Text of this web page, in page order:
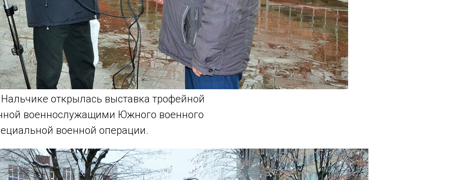
открылась выставка трофейной
военнослужащими Южного военного
военной операции.